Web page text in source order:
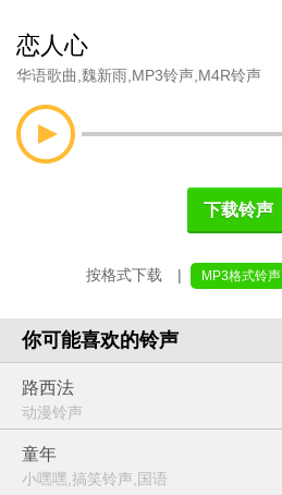
恋人心
华语歌曲 魏新雨 MP3铃声 M4R铃声
下载铃声
按格式下载 | MP3格式铃声
你可能喜欢的铃声
路西法
动漫铃声
童年
小嘿嘿,搞笑铃声,国语